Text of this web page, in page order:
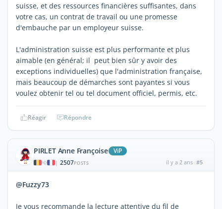
suisse, et des ressources financières suffisantes, dans
votre cas, un contrat de travail ou une promesse
d'embauche par un employeur suisse.
L'administration suisse est plus performante et plus
aimable (en général; il peut bien sûr y avoir des
exceptions individuelles) que l'administration française,
mais beaucoup de démarches sont payantes si vous
voulez obtenir tel ou tel document officiel, permis, etc.
Réagir Répondre
PIRLET Anne Françoise ViP
| 2507POSTS il y a 2 ans #5
@Fuzzy73
Je vous recommande la lecture attentive du fil de